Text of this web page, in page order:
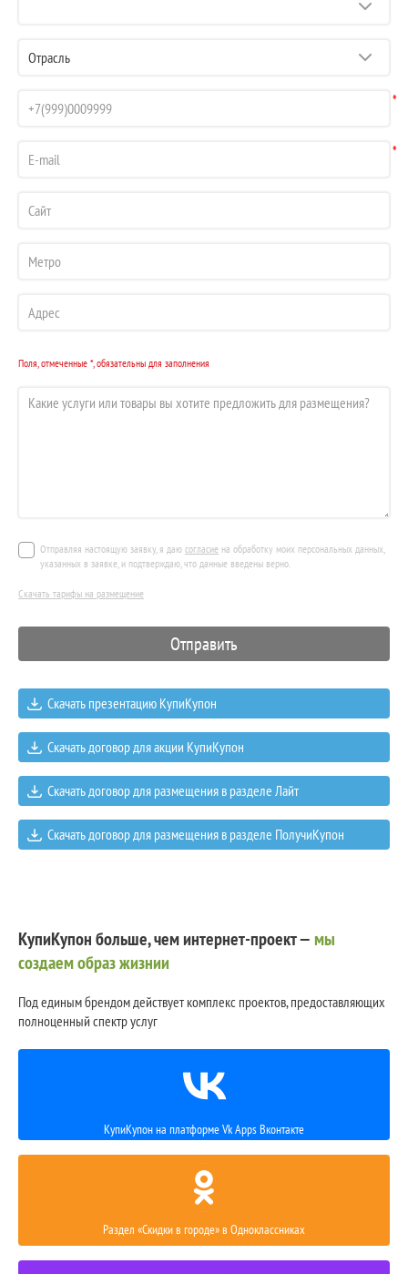
*
*
Поля, отмеченные *, обязательны для заполнения
Отправляя настоящую заявку, я даю согласие на обработку моих персональных данных,
указанных в заявке, и подтверждаю, что данные введены верно.
Скачать тарифы на размещение
Скачать презентацию КупиКупон
Скачать договор для акции КупиКупон
Скачать договор для размещения в разделе Лайт
Скачать договор для размещения в разделе ПолучиКупон
КупиКупон больше, чем интернет-проект —мы
создаем образ жизнии
Под единым брендом действует комплекс проектов, предоставляющих
полноценный спектр услуг
КупиКупон на платформе Vk Apps Вконтакте
Раздел «Скидки в городе» в Одноклассниках